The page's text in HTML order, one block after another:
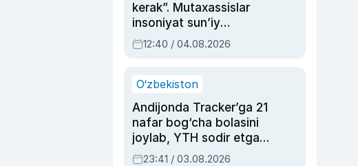
kerak”. Mutaxassislar
insoniyat sun’iy
intellektni boshqara
olmay qolishidan xavotir
12:40 / 04.08.2026
O‘zbekiston
Andijonda Tracker’ga 21
nafar bog‘cha bolasini
joylab, YTH sodir etgan
ayolga sud hukmi o‘qildi
23:41 / 03.08.2026